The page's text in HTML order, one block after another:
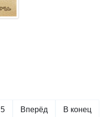
5 Вперёд В конец